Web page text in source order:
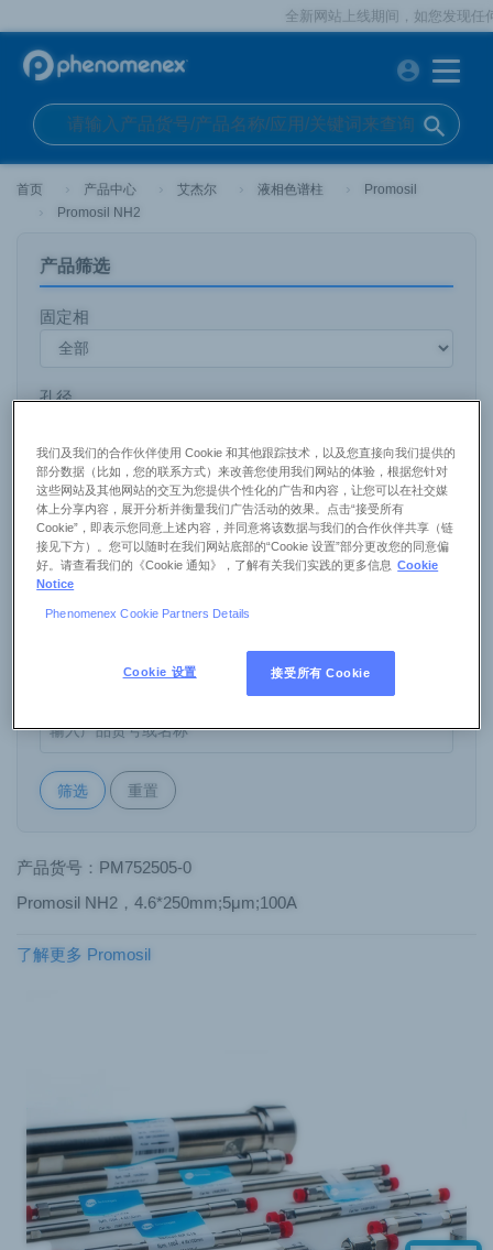
全新网站上线期间，如您发现任何
search
account_circle
首页 产品中心 艾杰尔 液相色谱柱
Promosil
Promosil NH2
产品筛选
固定相
孔径
粒径
内径
筛选 重置
产品货号：PM752505-0
Promosil NH2，4.6*250mm;5μm;100A
了解更多 Promosil
我们及我们的合作伙伴使用 Cookie 和其他跟踪技术，以及您直接向我们提供的
部分数据（比如，您的联系方式）来改善您使用我们网站的体验，根据您针对
这些网站及其他网站的交互为您提供个性化的广告和内容，让您可以在社交媒
体上分享内容，展开分析并衡量我们广告活动的效果。点击“接受所有
Cookie”，即表示您同意上述内容，并同意将该数据与我们的合作伙伴共享（链
接见下方）。您可以随时在我们网站底部的“Cookie 设置”部分更改您的同意偏
好。请查看我们的《Cookie 通知》，了解有关我们实践的更多信息
Cookie
Notice
Phenomenex Cookie Partners Details
Cookie 设置 接受所有 Cookie